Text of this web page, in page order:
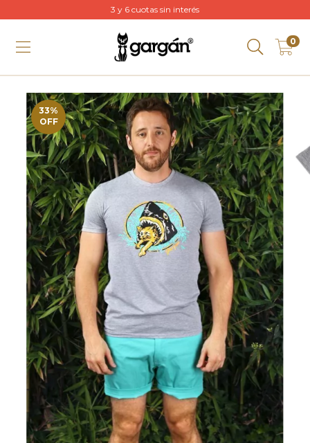
3 y 6 cuotas sin interés
0
33%
OFF